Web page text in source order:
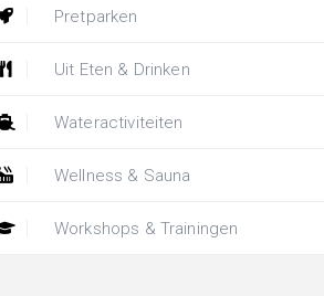
Pretparken
Uit Eten & Drinken
Wateractiviteiten
Wellness & Sauna
Workshops & Trainingen